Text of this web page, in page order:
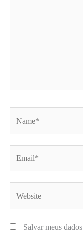
Salvar meus